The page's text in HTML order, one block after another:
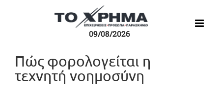
09/08/2026
Πώς φορολογείται η
τεχνητή νοημοσύνη